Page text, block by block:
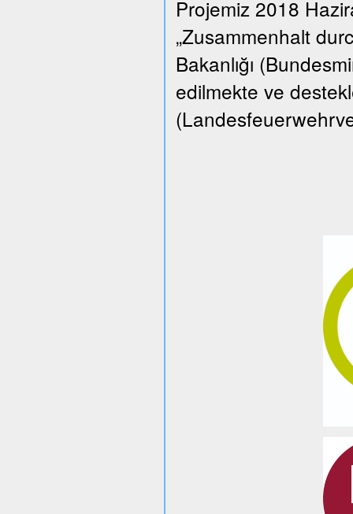
Projemiz 2018
„Zusammenhalt
Bakanlığı
edilmekte ve